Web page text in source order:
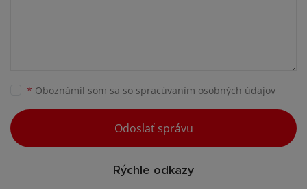
* Oboznámil som sa so spracúvaním osobných údajov
Odoslať správu
Rýchle odkazy